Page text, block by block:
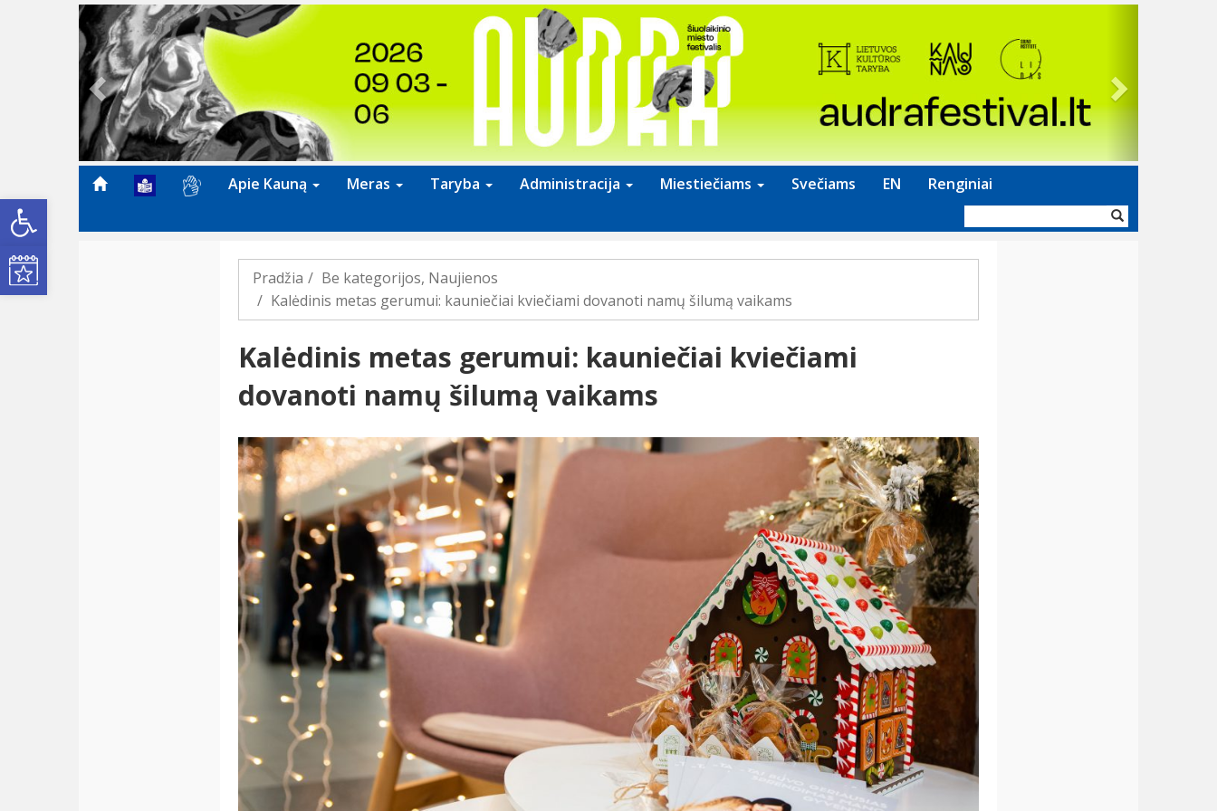
Open toolbar
Kultūros renginiai
Previous
Apie Kauną Meras Taryba Administracija Miestiečiams Svečiams EN Renginiai
forma
Pradžia Be kategorijos, Naujienos
Kalėdinis metas gerumui: kauniečiai kviečiami dovanoti namų šilumą vaikams
Kalėdinis metas gerumui: kauniečiai kviečiami
dovanoti namų šilumą vaikams